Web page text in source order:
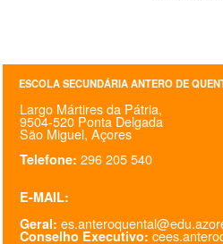
ESCOLA SECUNDÁRIA ANTERO DE
Largo Mártires da Pátria,
9504-520 Ponta Delgada
São Miguel, Açores
Telefone: 296 205 540
E-MAIL:
Geral:
Conselho Executivo: